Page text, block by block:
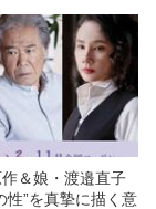
作＆娘・渡邉直子
性”を真摯に描く意